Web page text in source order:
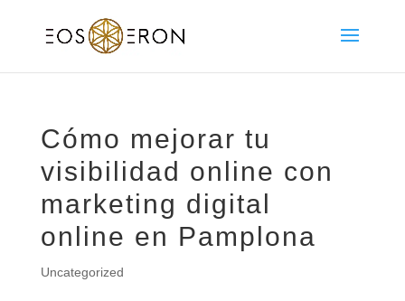
Cómo mejorar tu
visibilidad online con
marketing digital
online en Pamplona
Uncategorized